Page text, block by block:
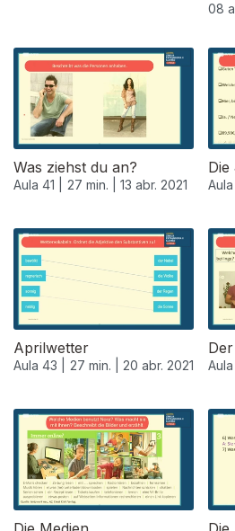
08
Was ziehst du an?
Aula 41 | 27 min. | 13 abr. 2021
Die
Aula
Aprilwetter
Aula 43 | 27 min. | 20 abr. 2021 Aula